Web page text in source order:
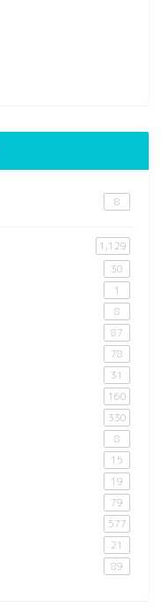
8
1,129
30
1
8
87
78
31
160
330
8
15
19
79
577
21
89